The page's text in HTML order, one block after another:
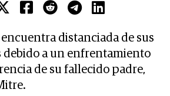
distanciada de sus
debido a un enfrentamiento
de su fallecido padre,